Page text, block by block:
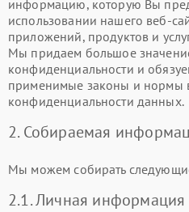
информацию, которую Вы
использовании нашего веб-
приложений, продуктов и
Мы придаем большое
конфиденциальности и
применимые законы и нормы
конфиденциальности данных.
2. Собираемая
Мы можем собирать
2.1. Личная информация